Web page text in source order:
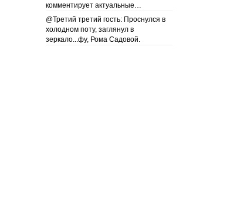
комментирует актуальные…
@Третий третий гость: Проснулся в
холодном поту, заглянул в
зеркало...фу, Рома Садовой.